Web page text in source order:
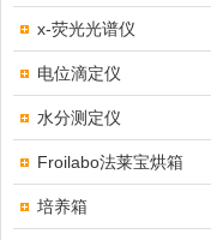
x-荧光光谱仪
电位滴定仪
水分测定仪
Froilabo法莱宝烘箱
培养箱